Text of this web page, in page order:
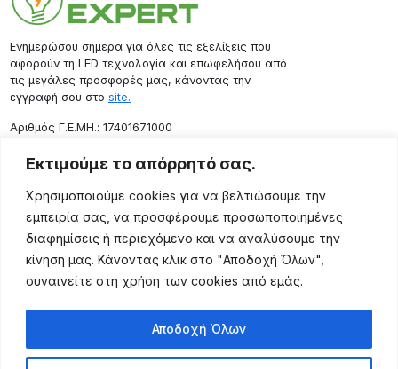
Εκτιμούμε το απόρρητό σας.
Χρησιμοποιούμε cookies για να βελτιώσουμε την
εμπειρία σας, να προσφέρουμε προσωποποιημένες
διαφημίσεις ή περιεχόμενο και να αναλύσουμε την
κίνηση μας. Κάνοντας κλικ στο "Αποδοχή Όλων",
συναινείτε στη χρήση των cookies από εμάς.
Αποδοχή Όλων
Ενημερώσου σήμερα για όλες τις εξελίξεις που
αφορούν τη LED τεχνολογία και επωφελήσου από
τις μεγάλες προσφορές μας, κάνοντας την
εγγραφή σου στο site.
Aριθμός Γ.Ε.ΜΗ.: 17401671000
Επικοινωνία
Ρόδου 133, Αθήνα 10443
(+30) 211 725 5427
sales@lightingexpert.gr
Χρήσιμες Σελίδες
Προϊόντα